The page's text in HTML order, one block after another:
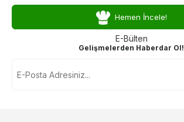
Hemen İncele!
E-Bülten
Gelişmelerden Haberdar Ol!